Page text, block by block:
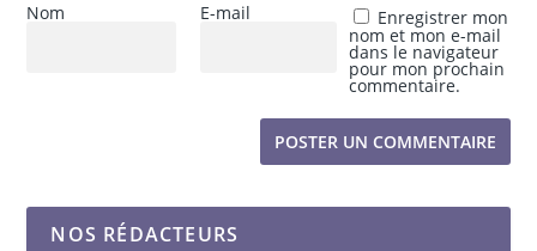
Nom E-mail Enregistrer mon
nom et mon e-mail
dans le navigateur
pour mon prochain
commentaire.
NOS RÉDACTEURS